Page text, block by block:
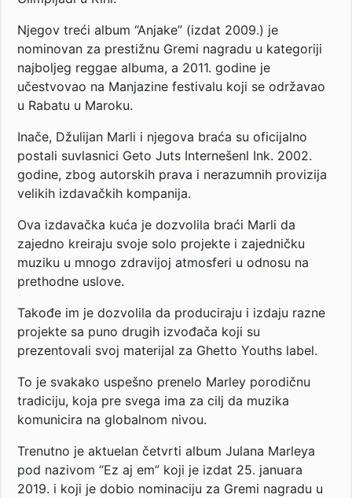
Njegov treći album “Anjake” (izdat 2009.) je
nominovan za prestižnu Gremi nagradu u kategoriji
najboljeg reggae albuma, a 2011. godine je
učestvovao na Manjazine festivalu koji se održavao
u Rabatu u Maroku.
Inače, Džulijan Marli i njegova braća su oficijalno
postali suvlasnici Geto Juts Internešenl Ink. 2002.
godine, zbog autorskih prava i nerazumnih provizija
velikih izdavačkih kompanija.
Ova izdavačka kuća je dozvolila braći Marli da
zajedno kreiraju svoje solo projekte i zajedničku
muziku u mnogo zdravijoj atmosferi u odnosu na
prethodne uslove.
Takođe im je dozvolila da produciraju i izdaju razne
projekte sa puno drugih izvođača koji su
prezentovali svoj materijal za Ghetto Youths label.
To je svakako uspešno prenelo Marley porodičnu
tradiciju, koja pre svega ima za cilj da muzika
komunicira na globalnom nivou.
Trenutno je aktuelan četvrti album Julana Marleya
pod nazivom “Ez aj em” koji je izdat 25. januara
2019. i koji je dobio nominaciju za Gremi nagradu u